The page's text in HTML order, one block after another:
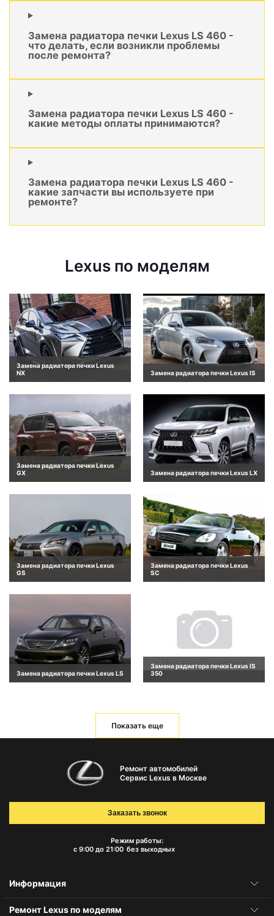
Замена радиатора печки Lexus LS 460 -
что делать, если возникли проблемы
после ремонта?
Замена радиатора печки Lexus LS 460 -
какие методы оплаты принимаются?
Замена радиатора печки Lexus LS 460 -
какие запчасти вы используете при
ремонте?
Lexus по моделям
Замена радиатора печки Lexus
NX
Замена радиатора печки Lexus IS
Замена радиатора печки Lexus
GX
Замена радиатора печки Lexus LX
Замена радиатора печки Lexus
GS
Замена радиатора печки Lexus
SC
Замена радиатора печки Lexus LS
Замена радиатора печки Lexus IS
350
Показать еще
Ремонт автомобилей
Сервис Lexus в Москве
Режим работы:
с 9:00 до 21:00 без выходных
Заказать звонок
Информация
Ремонт Lexus по моделям